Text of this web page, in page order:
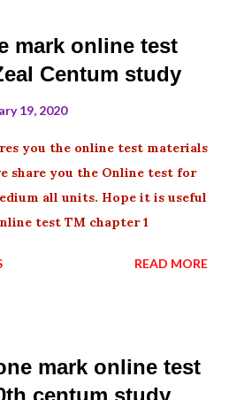
mark online test
Centum study
19, 2020
you the online test materials
share you the Online test for
all units. Hope it is useful
test TM chapter 1
READ MORE
mark online test
centum study